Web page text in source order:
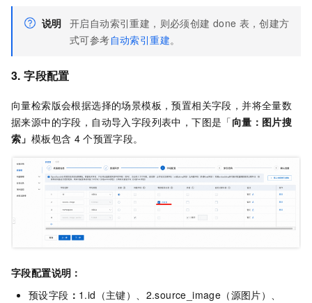
说明 开启自动索引重建，则必须创建 done 表，创建方
式可参考自动索引重建。
3. 字段配置
向量检索版会根据选择的场景模板，预置相关字段，并将全量数
据来源中的字段，自动导入字段列表中，下图是「向量：图片搜
索」 模板包含 4 个预置字段。
字段配置说明：
预设字段 ： 1.id（主键）、2.source_image（源图片）、